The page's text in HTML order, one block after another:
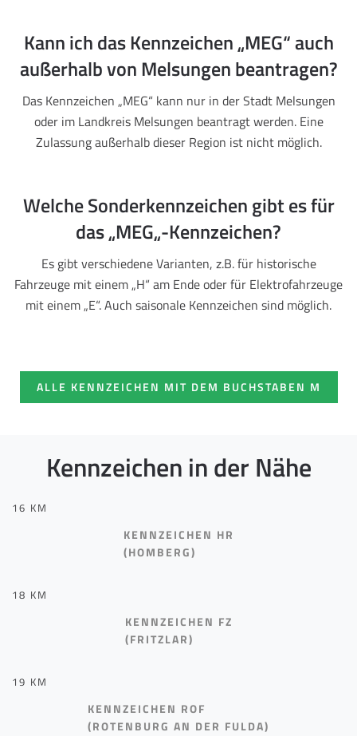
Kann ich das Kennzeichen „MEG“ auch
außerhalb von Melsungen beantragen?
Das Kennzeichen „MEG“ kann nur in der Stadt Melsungen
oder im Landkreis Melsungen beantragt werden. Eine
Zulassung außerhalb dieser Region ist nicht möglich.
Welche Sonderkennzeichen gibt es für
das „MEG„-Kennzeichen?
Es gibt verschiedene Varianten, z.B. für historische
Fahrzeuge mit einem „H“ am Ende oder für Elektrofahrzeuge
mit einem „E“. Auch saisonale Kennzeichen sind möglich.
ALLE KENNZEICHEN MIT DEM BUCHSTABEN M
Kennzeichen in der Nähe
16 KM
KENNZEICHEN HR
(HOMBERG)
18 KM
KENNZEICHEN FZ
(FRITZLAR)
19 KM
KENNZEICHEN ROF
(ROTENBURG AN DER FULDA)